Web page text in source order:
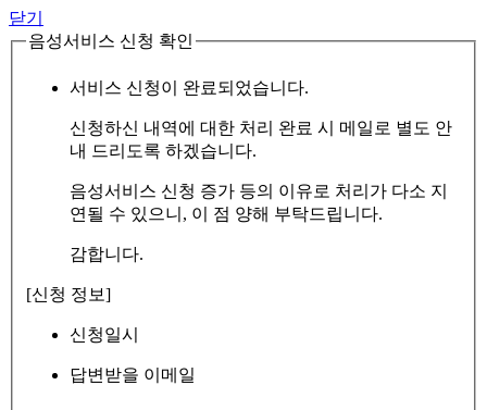
닫기
음성서비스 신청 확인
서비스 신청이 완료되었습니다.
신청하신 내역에 대한 처리 완료 시 메일로 별도 안
내 드리도록 하겠습니다.
음성서비스 신청 증가 등의 이유로 처리가 다소 지
연될 수 있으니, 이 점 양해 부탁드립니다.
감합니다.
[신청 정보]
신청일시
답변받을 이메일